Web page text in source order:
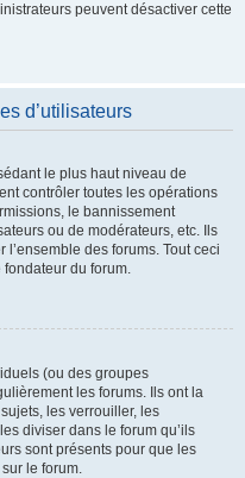
peuvent désactiver cette
d’utilisateurs
le plus haut niveau de
contrôler toutes les opérations
le bannissement
ou de modérateurs, etc. Ils
des forums. Tout ceci
du forum.
(ou des groupes
les forums. Ils ont la
les verrouiller, les
diviser dans le forum qu’ils
sont présents pour que les
le forum.